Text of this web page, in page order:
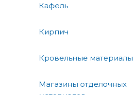
Кафель
Кирпич
Кровельные материалы
Магазины отделочных